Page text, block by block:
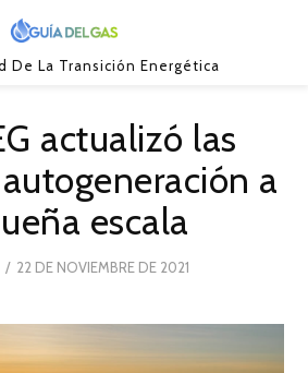
De La Transición Energética
actualizó las
a
escala
POSTED
22 DE NOVIEMBRE DE 2021